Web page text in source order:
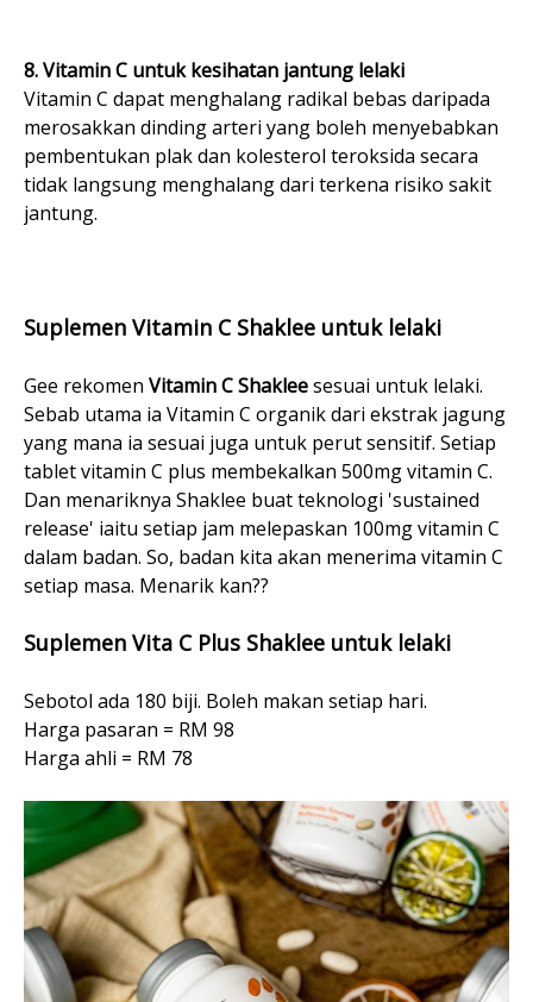
8. Vitamin C untuk kesihatan jantung lelaki
Vitamin C dapat menghalang radikal bebas daripada
merosakkan dinding arteri yang boleh menyebabkan
pembentukan plak dan kolesterol teroksida secara
tidak langsung menghalang dari terkena risiko sakit
jantung.
Suplemen Vitamin C Shaklee untuk lelaki
Gee rekomen Vitamin C Shakleesesuai untuk lelaki.
Sebab utama ia Vitamin C organik dari ekstrak jagung
yang mana ia sesuai juga untuk perut sensitif. Setiap
tablet vitamin C plus membekalkan 500mg vitamin C.
Dan menariknya Shaklee buat teknologi 'sustained
release' iaitu setiap jam melepaskan 100mg vitamin C
dalam badan. So, badan kita akan menerima vitamin C
setiap masa. Menarik kan??
Suplemen Vita C Plus Shaklee untuk lelaki
Sebotol ada 180 biji. Boleh makan setiap hari.
Harga pasaran = RM 98
Harga ahli = RM 78